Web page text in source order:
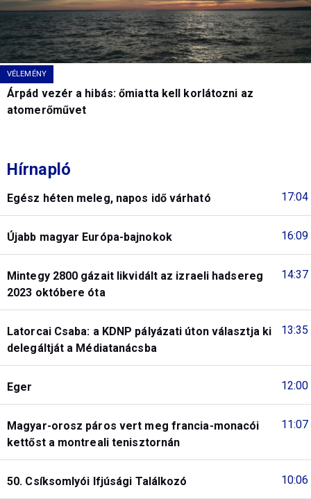
VÉLEMÉNY
Árpád vezér a hibás: őmiatta kell korlátozni az
atomerőművet
Hírnapló
17:04
Egész héten meleg, napos idő várható
16:09
Újabb magyar Európa-bajnokok
14:37
Mintegy 2800 gázait likvidált az izraeli hadsereg
2023 októbere óta
13:35
Latorcai Csaba: a KDNP pályázati úton választja ki
delegáltját a Médiatanácsba
12:00
Eger
11:07
Magyar-orosz páros vert meg francia-monacói
kettőst a montreali tenisztornán
10:06
50. Csíksomlyói Ifjúsági Találkozó